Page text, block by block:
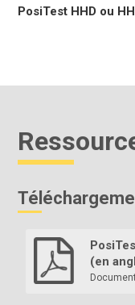
PosiTest HHD ou
(en